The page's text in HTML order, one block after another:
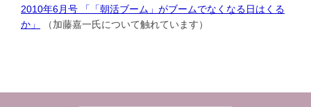
2010年6月号 「「朝活ブーム」がブームでなくなる日はくる
か」
（加藤嘉一氏について触れています）